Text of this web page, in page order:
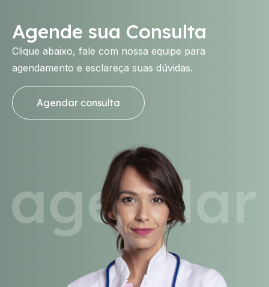
Agende sua Consulta
Clique abaixo, fale com nossa equipe para
agendamento e esclareça suas dúvidas.
Agendar consulta